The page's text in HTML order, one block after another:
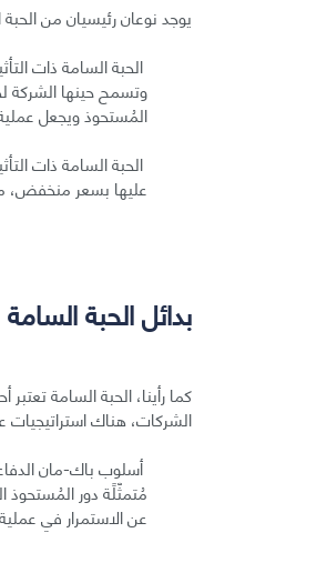
يوجد نوعان رئيسيان من
الحبة السامة ذات
وتسمح حينها الشركة
المُستحوذ ويجعل
الحبة السامة ذات
عليها بسعر منخفض،
بدائل الحبة السامة
كما رأينا، الحبة السامة
الشركات، هناك استراتيجيات
أسلوب باك-مان
مُتمثّلًة دور
عن الاستمرار في